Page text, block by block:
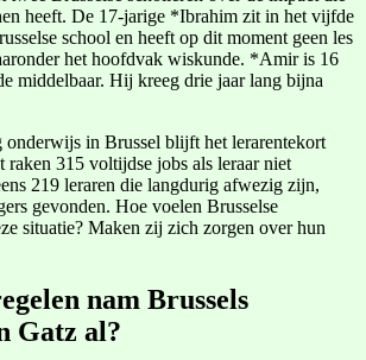
heeft. De 17-jarige *Ibrahim zit in het vijfde
school en heeft op dit moment geen les
het hoofdvak wiskunde. *Amir is 16
middelbaar. Hij kreeg drie jaar lang bijna
onderwijs in Brussel blijft het lerarentekort
raken 315 voltijdse jobs als leraar niet
219 leraren die langdurig afwezig zijn,
gevonden. Hoe voelen Brusselse
situatie? Maken zij zich zorgen over hun
nam Brussels
Gatz al?